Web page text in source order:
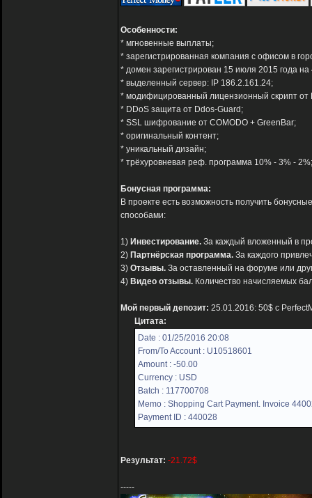
Особенности:
* мгновенные выплаты;
* зарегистрированная компания с офисом в
* домен зарегистрирован 15 июля 2015 года на
* выделенный сервер: IP 186.2.161.24;
* модифицированный лицензионный скрипт от
* DDoS защита от Ddos-Guard;
* SSL шифрование от COMODO + GreenBar;
* оригинальный контент;
* уникальный дизайн;
* трёхуровневая реф. программа 10% - 3% - 2%;
Бонусная программа:
В проекте есть возможность получить
способами:
1) Инвестирование. За каждый вложенный в
2) Партнёрская программа. За каждого
3) Отзывы. За оставленный на форуме или
4) Видео отзывы. Количество начисляемых
Мой первый депозит: 25.01.2016: 50$ с
Цитата:
Date : 01/25/2016 20:08
From/To Account : U10518601
Amount : -50.00
Currency : USD
Batch : 117700708
Memo : Shopping Cart Payment. Invoice
Payment ID : 440028
Результат: -21.72$
-----